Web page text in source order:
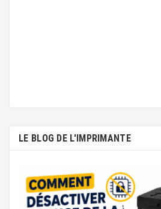
LE BLOG DE L'IMPRIMANTE